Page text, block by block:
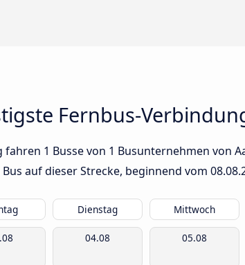
Fernbus-
fahren 1 Busse von 1 Busunternehmen von
auf dieser Strecke, beginnend vom
Dienstag Mittwoch
04.08 05.08